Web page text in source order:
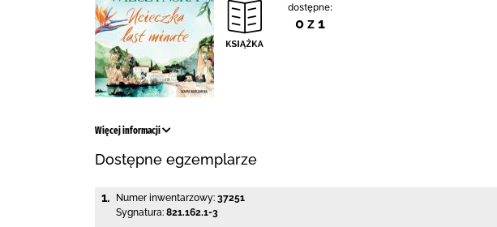
dostępne:
0 z 1
Więcej informacji
Dostępne egzemplarze
1. Numer inwentarzowy: 37251
Sygnatura: 821.162.1-3